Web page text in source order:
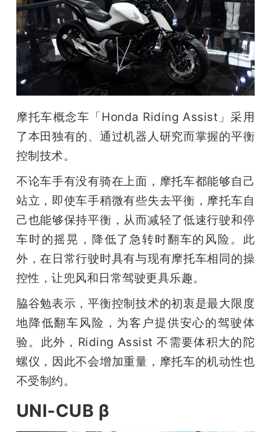
摩托车概念车「Honda Riding Assist」采用
了本田独有的、通过机器人研究而掌握的平衡
控制技术。
不论车手有没有骑在上面，摩托车都能够自己
站立，即使车手稍微有些失去平衡，摩托车自
己也能够保持平衡，从而减轻了低速行驶和停
车时的摇晃，降低了急转时翻车的风险。此
外，在日常行驶时具有与现有摩托车相同的操
控性，让兜风和日常驾驶更具乐趣。
脇谷勉表示，平衡控制技术的初衷是最大限度
地降低翻车风险，为客户提供安心的驾驶体
验。此外，Riding Assist 不需要体积大的陀
螺仪，因此不会增加重量，摩托车的机动性也
不受制约。
UNI-CUB β